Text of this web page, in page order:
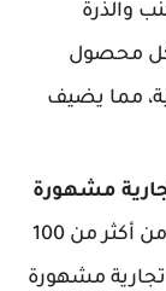
والذرة
محصول
مما يضيف
تجارية مشهورة
تقدم اللعبة مجموعة واسعة من أكثر من 100
مشهورة